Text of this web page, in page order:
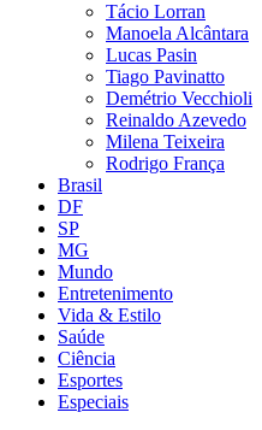
Tácio Lorran
Manoela Alcântara
Lucas Pasin
Tiago Pavinatto
Demétrio Vecchioli
Reinaldo Azevedo
Milena Teixeira
Rodrigo França
Brasil
DF
SP
MG
Mundo
Entretenimento
Vida & Estilo
Saúde
Ciência
Esportes
Especiais